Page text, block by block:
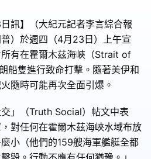
訊】（大紀元記者李言綜合報
）於週四（4月23日）上午宣
有在霍爾木茲海峽（Strait of
船隻進行致命打擊。隨著美伊和
隨時可能再次全面引爆。
」（Truth Social）帖文中表
對任何在霍爾木茲海峽水域布放
小（他們的159艘海軍艦艇全都